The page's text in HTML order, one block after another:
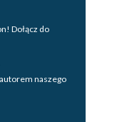
Dołącz do
naszego